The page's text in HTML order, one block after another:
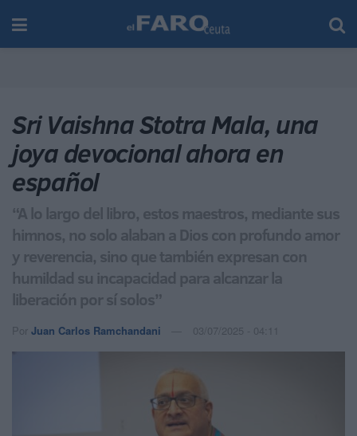
Sri Vaishna Stotra Mala, una
joya devocional ahora en
español
“A lo largo del libro, estos maestros, mediante sus
himnos, no solo alaban a Dios con profundo amor
y reverencia, sino que también expresan con
humildad su incapacidad para alcanzar la
liberación por sí solos”
Por Juan Carlos Ramchandani 03/07/2025 - 04:11